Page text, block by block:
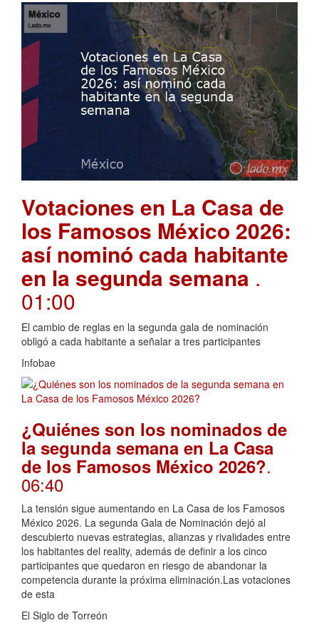
Votaciones en La Casa de
los Famosos México 2026:
así nominó cada habitante
en la segunda semana .
01:00
El cambio de reglas en la segunda gala de nominación
obligó a cada habitante a señalar a tres participantes
Infobae
¿Quiénes son los nominados de
la segunda semana en La Casa
de los Famosos México 2026?.
06:40
La tensión sigue aumentando en La Casa de los Famosos
México 2026. La segunda Gala de Nominación dejó al
descubierto nuevas estrategias, alianzas y rivalidades entre
los habitantes del reality, además de definir a los cinco
participantes que quedaron en riesgo de abandonar la
competencia durante la próxima eliminación.Las votaciones
de esta
El Siglo de Torreón